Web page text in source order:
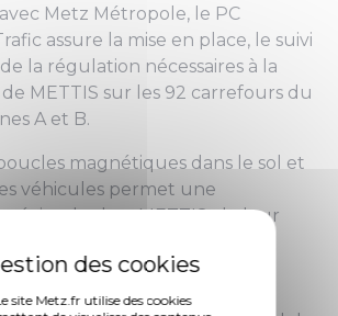
site Metz.fr utilise des cookies
Metz Métropole, le PC
assure la mise en place, le suivi
la régulation nécessaires à la
METTIS sur les 92 carrefours du
A et B.
magnétiques dans le sol et
véhicules permet une
des bus METTIS, de leur
position à l'approche des
équipements sont
préexistant Gertrude,